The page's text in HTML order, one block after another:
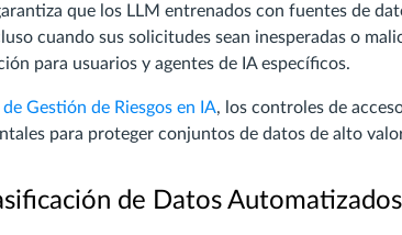
que los LLM entrenados con fuentes de
cuando sus solicitudes sean inesperadas o
para usuarios y agentes de IA específicos.
Gestión de Riesgos en IA, los controles de
para proteger conjuntos de datos de alto
de Datos Automatizados